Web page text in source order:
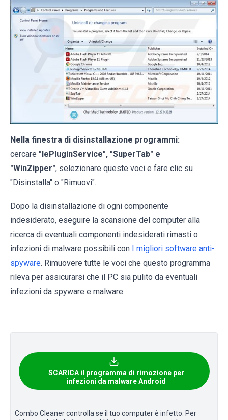
Nella finestra di disinstallazione programmi:
cercare "IePluginService", "SuperTab" e
"WinZipper", selezionare queste voci e fare clic su
"Disinstalla" o "Rimuovi".
Dopo la disinstallazione di ogni componente
indesiderato, eseguire la scansione del computer alla
ricerca di eventuali componenti indesiderati rimasti o
infezioni di malware possibili con I migliori software anti-
spyware. Rimuovere tutte le voci che questo programma
rileva per assicurarsi che il PC sia pulito da eventuali
infezioni da spyware e malware.
SCARICA il programma di rimozione per
infezioni da malware Android
Combo Cleaner controlla se il tuo computer è infetto. Per